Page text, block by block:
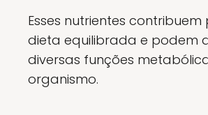
Esses nutrientes
dieta equilibrada e podem
diversas funções
organismo.